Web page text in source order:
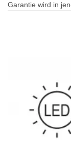
Garantie wird in